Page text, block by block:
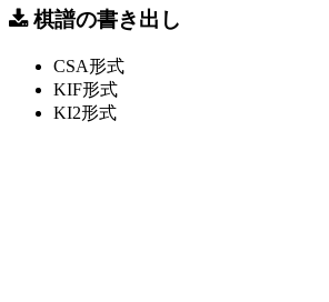
棋譜の書き出し
CSA形式
KIF形式
KI2形式